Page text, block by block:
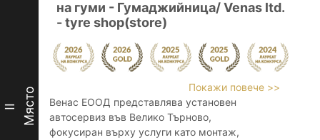
II Място
на гуми - Гумаджийница/ Venas ltd.
- tyre shop(store)
Покажи повече >>
Венас ЕООД представлява установен
автосервиз във Велико Търново,
фокусиран върху услуги като монтаж,